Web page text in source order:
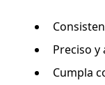
Preciso y
Cumpla